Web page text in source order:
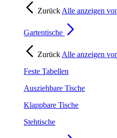
Zurück Alle anzeigen
Gartentische
Zurück Alle anzeigen
Feste Tabellen
Ausziehbare Tische
Klappbare Tische
Stehtische